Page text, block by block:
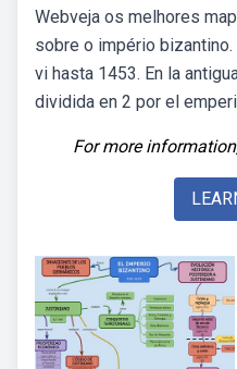
Webveja os melhores
sobre o império
vi hasta 1453. En la
dividida en 2 por el
For more